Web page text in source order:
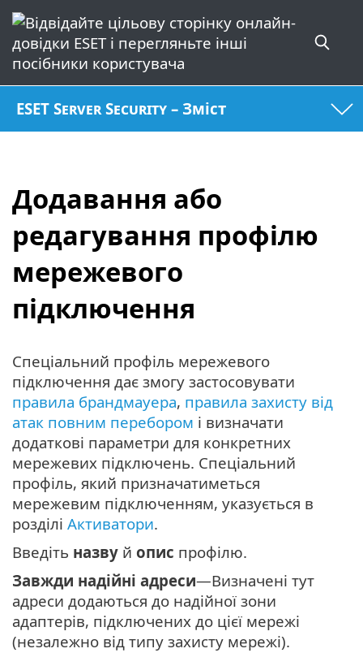
ESET Server Security – Зміст
Додавання або
редагування профілю
мережевого
підключення
Спеціальний профіль мережевого
підключення дає змогу застосовувати
правила брандмауера, правила захисту від
атак повним перебором і визначати
додаткові параметри для конкретних
мережевих підключень. Спеціальний
профіль, який призначатиметься
мережевим підключенням, указується в
розділі Активатори.
Введіть назву й опис профілю.
Завжди надійні адреси—Визначені тут
адреси додаються до надійної зони
адаптерів, підключених до цієї мережі
(незалежно від типу захисту мережі).